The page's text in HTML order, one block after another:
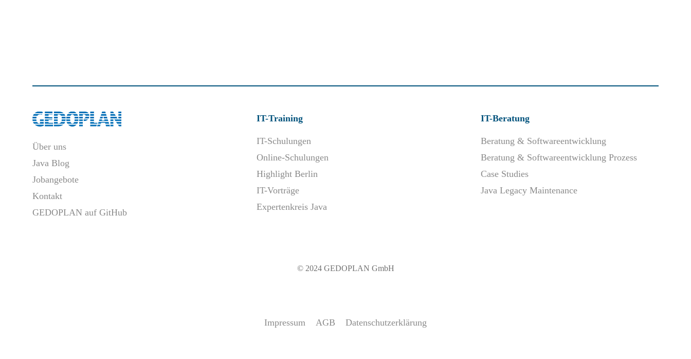
Über uns
Java Blog
Jobangebote
Kontakt
GEDOPLAN auf GitHub
IT-Training
IT-Schulungen
Online-Schulungen
Highlight Berlin
IT-Vorträge
Expertenkreis Java
IT-Beratung
Beratung & Softwareentwicklung
Beratung & Softwareentwicklung Prozess
Case Studies
Java Legacy Maintenance
© 2024 GEDOPLAN GmbH
Impressum AGB Datenschutzerklärung